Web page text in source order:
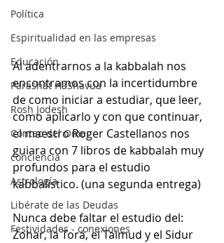
Política
Espiritualidad en las empresas
Educación
Parashát HaShavua
Rosh Jodesh
Conteo del Omer
conciencia
Astrología
Libérate de las Deudas
Festividades - conexiones
Al adentrarnos a la kabbalah nos
encontramos con la incertidumbre
de como iniciar a estudiar, que leer,
como aplicarlo y con que continuar,
el maestro Roger Castellanos nos
guiara con 7 libros de kabbalah muy
profundos para el estudio
kabbalistico. (una segunda entrega)
Nunca debe faltar el estudio del:
Zohar, la Torá, el Talmud y el Sidur